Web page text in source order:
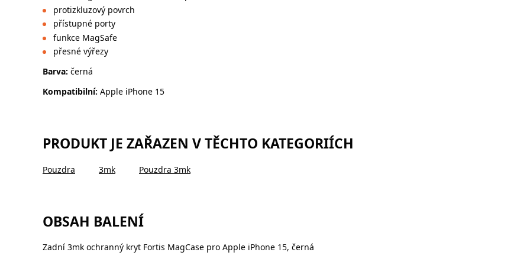
protizkluzový povrch
přístupné porty
funkce MagSafe
přesné výřezy
Barva: černá
Kompatibilní: Apple iPhone 15
PRODUKT JE ZAŘAZEN V TĚCHTO KATEGORIÍCH
Pouzdra 3mk Pouzdra 3mk
OBSAH BALENÍ
Zadní 3mk ochranný kryt Fortis MagCase pro Apple iPhone 15, černá